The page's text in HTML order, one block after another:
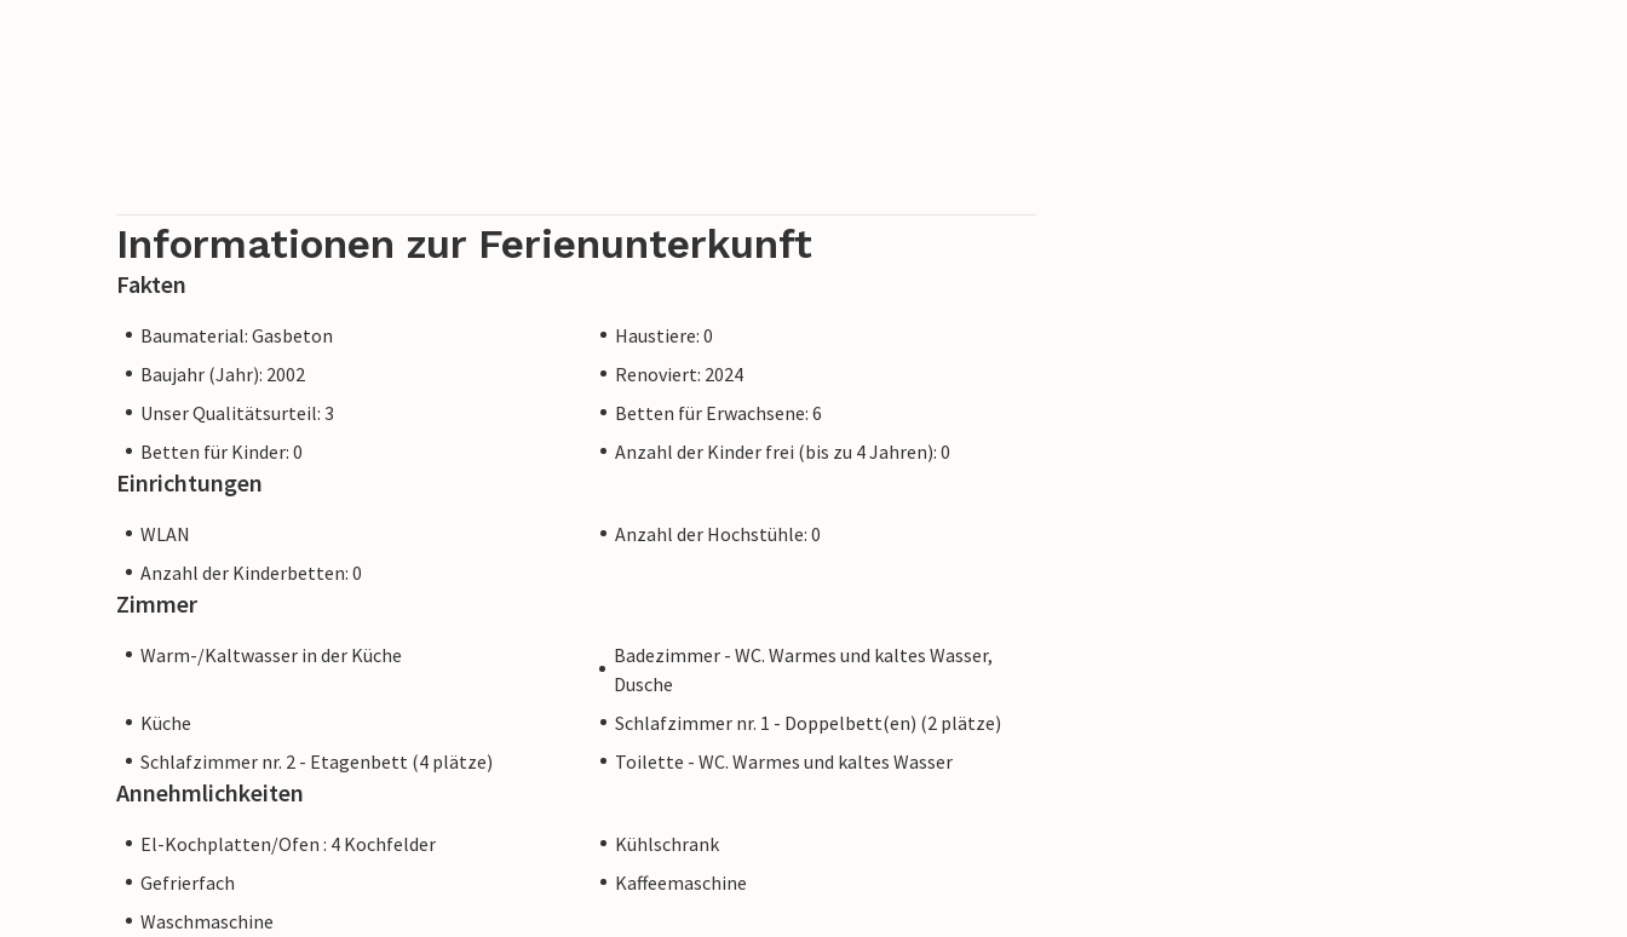
Informationen zur Ferienunterkunft
Fakten
Baumaterial: Gasbeton
Haustiere: 0
Baujahr (Jahr): 2002
Renoviert: 2024
Unser Qualitätsurteil: 3
Betten für Erwachsene: 6
Betten für Kinder: 0
Anzahl der Kinder frei (bis zu 4 Jahren): 0
Einrichtungen
WLAN
Anzahl der Hochstühle: 0
Anzahl der Kinderbetten: 0
Zimmer
Warm-/Kaltwasser in der Küche
Badezimmer - WC. Warmes und kaltes Wasser,
Dusche
Küche
Schlafzimmer nr. 1 - Doppelbett(en) (2 plätze)
Schlafzimmer nr. 2 - Etagenbett (4 plätze)
Toilette - WC. Warmes und kaltes Wasser
Annehmlichkeiten
El-Kochplatten/Ofen : 4 Kochfelder
Kühlschrank
Gefrierfach
Kaffeemaschine
Waschmaschine